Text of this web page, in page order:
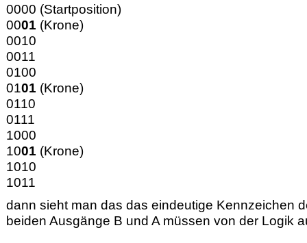
0000 (Startposition)
0001 (Krone)
0010
0011
0100
0101 (Krone)
0110
0111
1000
1001 (Krone)
1010
1011
dann sieht man das das eindeutige Kennzeichen
beiden Ausgänge B und A müssen von der Logik